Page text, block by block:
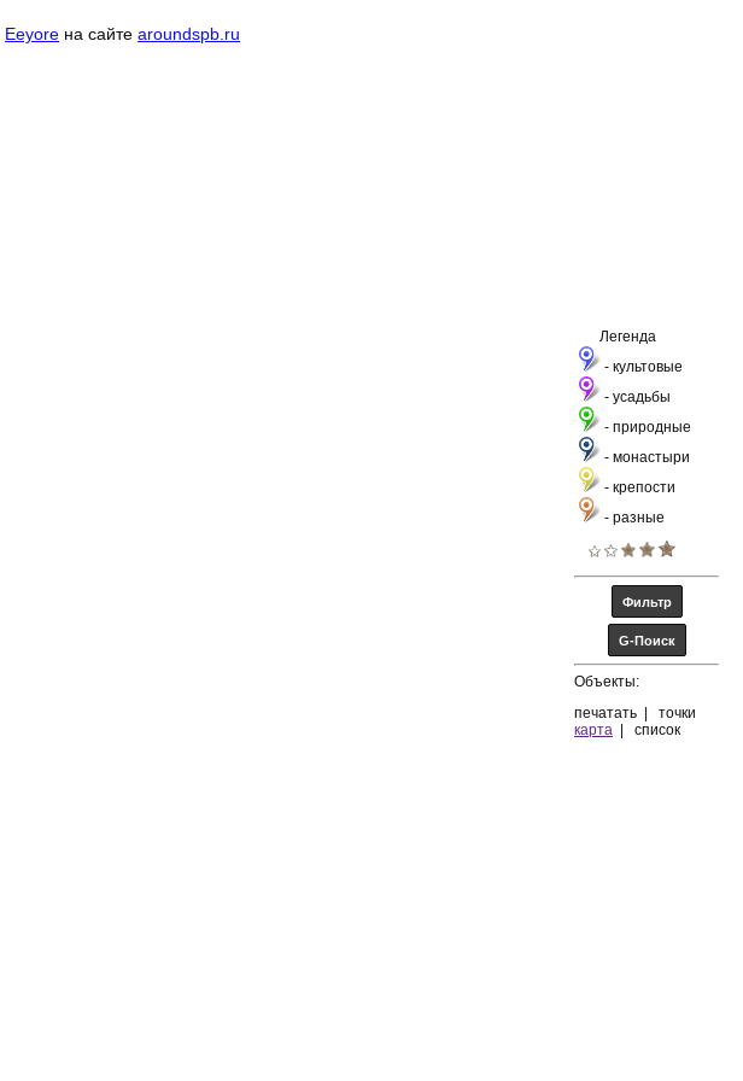
Eeyore на сайтеaroundspb.ru
Легенда
- культовые
- усадьбы
- природные
- монастыри
- крепости
- разные
Объекты:
печатать
точки
карта
список